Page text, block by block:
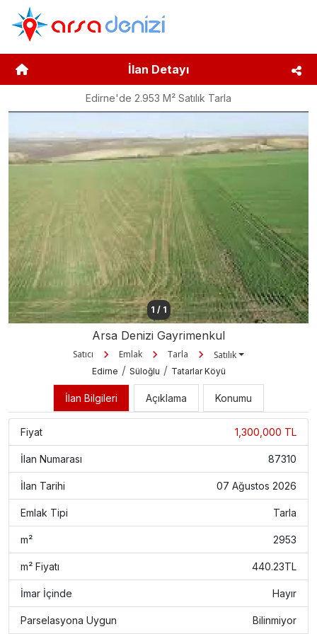
İlan Detayı
Edirne'de 2.953 M² Satılık Tarla
1 / 1
Arsa Denizi Gayrimenkul
Satıcı Emlak Tarla Satılık
Edirne / Süloğlu / Tatarlar Köyü
İlan Bilgileri Açıklama Konumu
Fiyat 1,300,000 TL
İlan Numarası 87310
İlan Tarihi 07 Ağustos 2026
Emlak Tipi Tarla
m² 2953
m² Fiyatı 440.23TL
İmar İçinde Hayır
Parselasyona Uygun Bilinmiyor